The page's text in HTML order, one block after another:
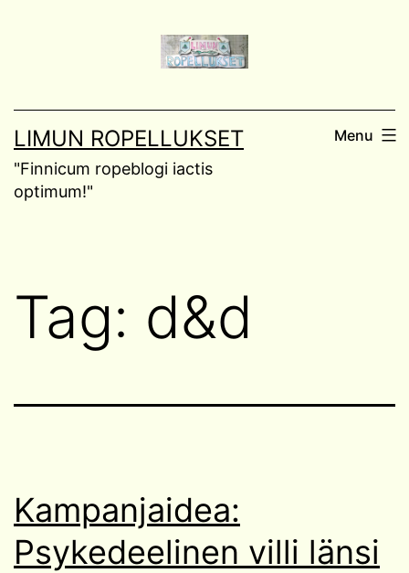
LIMUN ROPELLUKSET
"Finnicum ropeblogi iactis
optimum!"
Menu
Tag: d&d
Kampanjaidea:
Psykedeelinen villi länsi